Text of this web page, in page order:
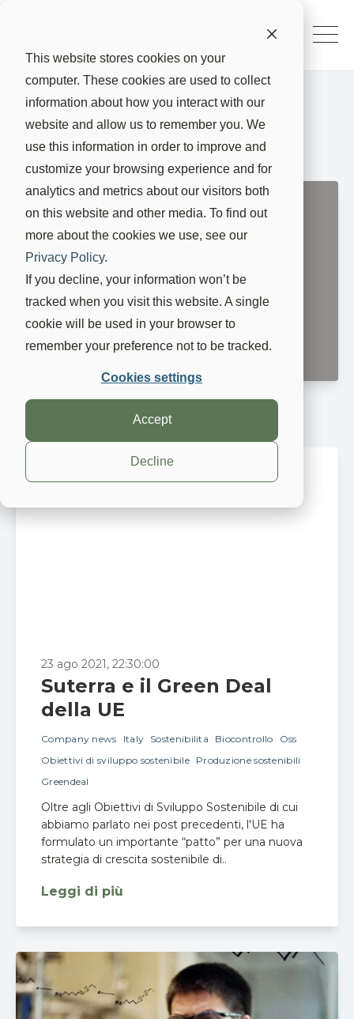
This website stores cookies on your
computer. These cookies are used to collect
information about how you interact with our
website and allow us to remember you. We
use this information in order to improve and
customize your browsing experience and for
analytics and metrics about our visitors both
on this website and other media. To find out
more about the cookies we use, see our
Privacy Policy.
If you decline, your information won’t be
tracked when you visit this website. A single
cookie will be used in your browser to
remember your preference not to be tracked.
Cookies settings
Accept
Decline
Blog: Italy (2)
Suterra e il
Green Deal
della UE
Leggi di più
Post più recente
23 ago 2021, 22:30:00
Suterra e il Green Deal
della UE
Company news Italy Sostenibilita Biocontrollo
Oss
Obiettivi di sviluppo sostenibile
Produzione sostenibili
Greendeal
Oltre agli Obiettivi di Sviluppo Sostenibile di cui
abbiamo parlato nei post precedenti, l'UE ha
formulato un importante “patto” per una nuova
strategia di crescita sostenibile di..
Leggi di più